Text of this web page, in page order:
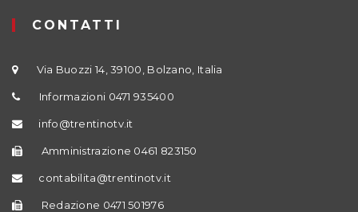
CONTATTI
Via Buozzi 14, 39100, Bolzano, Italia
Informazioni 0471 935400
info@trentinotv.it
Amministrazione 0461 823150
contabilita@trentinotv.it
Redazione 0471 501976